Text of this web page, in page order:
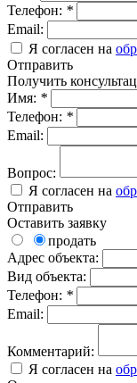
Телефон: *
Email:
Я согласен на
Отправить
Получить
Имя: *
Телефон: *
Email:
Вопрос:
Я согласен на
Отправить
Оставить заявку
продать
Адрес объекта:
Вид объекта:
Телефон: *
Email:
Комментарий:
Я согласен на